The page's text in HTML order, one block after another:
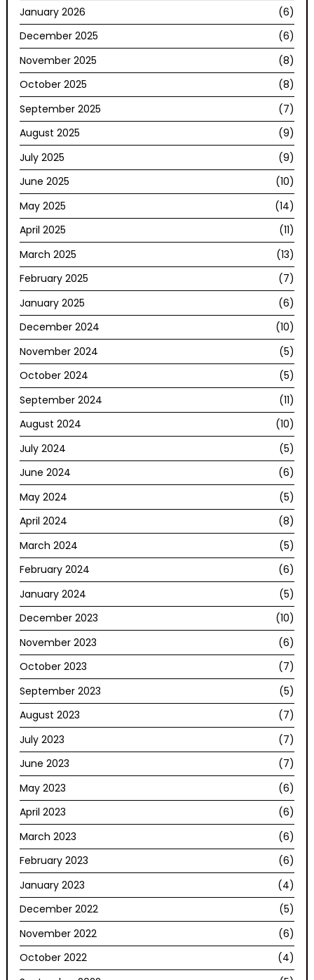
January 2026
(6)
December 2025
(6)
November 2025
(8)
October 2025
(8)
September 2025
(7)
August 2025
(9)
July 2025
(9)
June 2025
(10)
May 2025
(14)
April 2025
(11)
March 2025
(13)
February 2025
(7)
January 2025
(6)
December 2024
(10)
November 2024
(5)
October 2024
(5)
September 2024
(11)
August 2024
(10)
July 2024
(5)
June 2024
(6)
May 2024
(5)
April 2024
(8)
March 2024
(5)
February 2024
(6)
January 2024
(5)
December 2023
(10)
November 2023
(6)
October 2023
(7)
September 2023
(5)
August 2023
(7)
July 2023
(7)
June 2023
(7)
May 2023
(6)
April 2023
(6)
March 2023
(6)
February 2023
(6)
January 2023
(4)
December 2022
(5)
November 2022
(6)
October 2022
(4)